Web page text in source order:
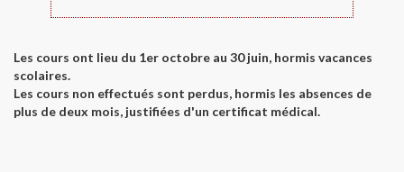
Les cours ont lieu du 1er octobre au 30 juin, hormis vacances
scolaires.
Les cours non effectués sont perdus, hormis les absences de
plus de deux mois, justifiées d'un certificat médical.